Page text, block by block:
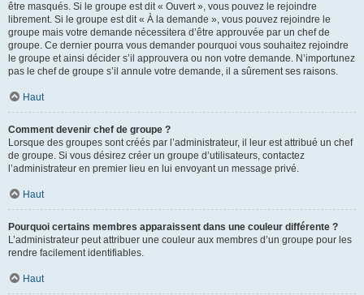
être masqués. Si le groupe est dit « Ouvert », vous pouvez le rejoindre
librement. Si le groupe est dit « À la demande », vous pouvez rejoindre le
groupe mais votre demande nécessitera d’être approuvée par un chef de
groupe. Ce dernier pourra vous demander pourquoi vous souhaitez rejoindre
le groupe et ainsi décider s’il approuvera ou non votre demande. N’importunez
pas le chef de groupe s’il annule votre demande, il a sûrement ses raisons.
Haut
Comment devenir chef de groupe ?
Lorsque des groupes sont créés par l’administrateur, il leur est attribué un chef
de groupe. Si vous désirez créer un groupe d’utilisateurs, contactez
l’administrateur en premier lieu en lui envoyant un message privé.
Haut
Pourquoi certains membres apparaissent dans une couleur différente ?
L’administrateur peut attribuer une couleur aux membres d’un groupe pour les
rendre facilement identifiables.
Haut